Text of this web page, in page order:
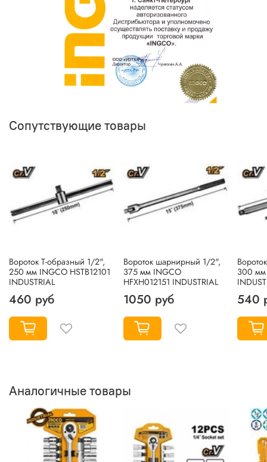
Сопутствующие товары
Вороток Т-образный 1/2",
250 мм INGCO HSTB12101
INDUSTRIAL
460 руб
Вороток шарнирный 1/2",
375 мм INGCO
HFXH012151 INDUSTRIAL
1050 руб
300 мм
540
Аналогичные товары